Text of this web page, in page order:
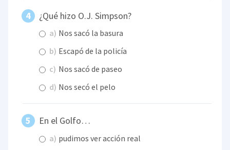
¿Qué hizo O.J. Simpson?
a) Nos sacó la basura
b) Escapó de la policía
c) Nos sacó de paseo
d) Nos secó el pelo
En el Golfo…
a) pudimos ver acción real